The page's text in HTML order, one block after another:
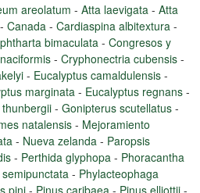
areolatum - Atta laevigata - Atta
- Canada - Cardiaspina albitextura -
bimaculata - Congresos y
- Cryphonectria cubensis -
- Eucalyptus camaldulensis -
marginata - Eucalyptus regnans -
- Gonipterus scutellatus -
natalensis- Mejoramiento
- Nueva zelanda - Paropsis
- Perthida glyphopa - Phoracantha
- Phylacteophaga
pini- Pinus caribaea - Pinus elliottii -